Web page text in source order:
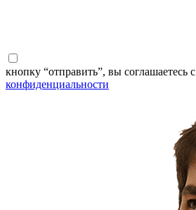
кнопку “отправить”, вы соглашаетесь с
конфиденциальности